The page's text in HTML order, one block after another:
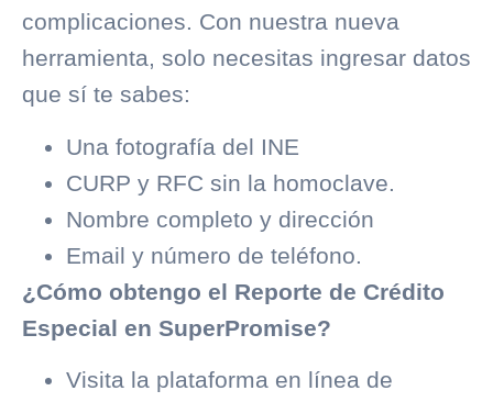
complicaciones. Con nuestra nueva
herramienta, solo necesitas ingresar datos
que sí te sabes:
Una fotografía del INE
CURP y RFC sin la homoclave.
Nombre completo y dirección
Email y número de teléfono.
¿Cómo obtengo el Reporte de Crédito
Especial en SuperPromise?
Visita la plataforma en línea de